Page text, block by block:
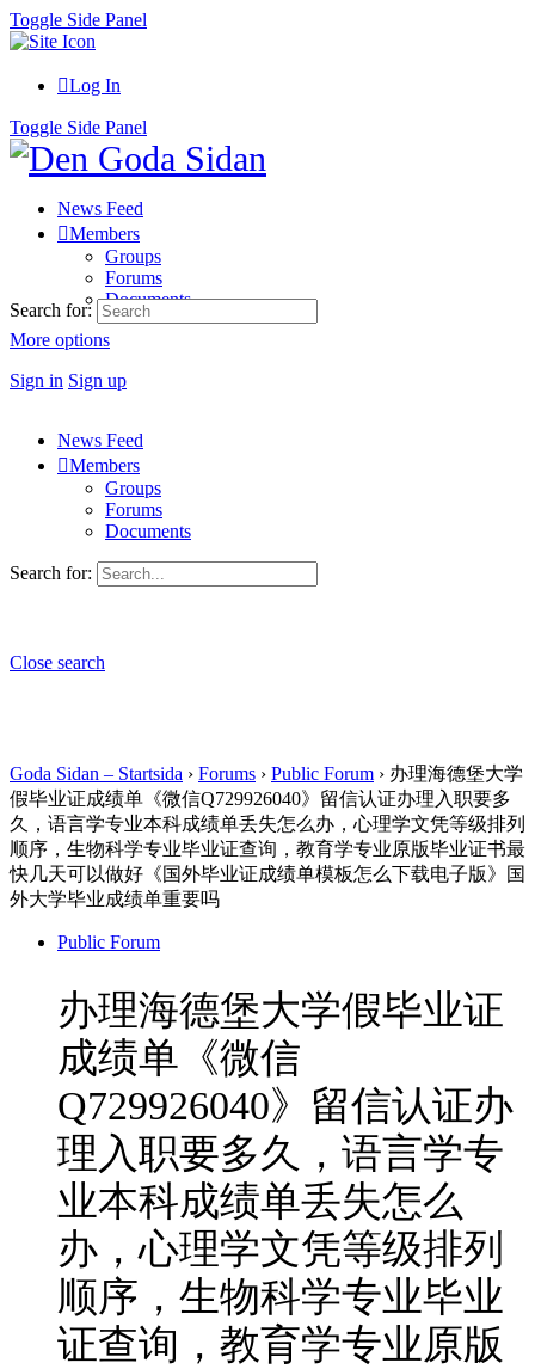
Toggle Side Panel
Log In
Toggle Side Panel
News Feed
Members
Groups
Forums
Documents
More options
Sign in Sign up
Search for:
News Feed
Members
Groups
Forums
Documents
Search for:
Close search
Goda Sidan – Startsida › Forums › Public Forum › 办理海德堡大学
假毕业证成绩单《微信Q729926040》留信认证办理入职要多
久，语言学专业本科成绩单丢失怎么办，心理学文凭等级排列
顺序，生物科学专业毕业证查询，教育学专业原版毕业证书最
快几天可以做好《国外毕业证成绩单模板怎么下载电子版》国
外大学毕业成绩单重要吗
Public Forum
办理海德堡大学假毕业证
成绩单《微信
Q729926040》留信认证办
理入职要多久，语言学专
业本科成绩单丢失怎么
办，心理学文凭等级排列
顺序，生物科学专业毕业
证查询，教育学专业原版